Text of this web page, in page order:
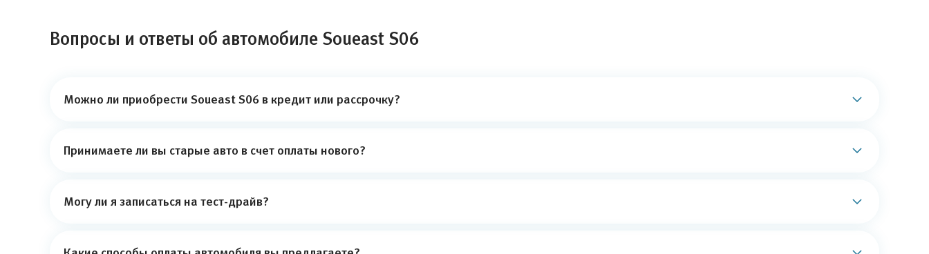
Вопросы и ответы об автомобиле Soueast S06
Можно ли приобрести Soueast S06 в кредит или рассрочку?
Принимаете ли вы старые авто в счет оплаты нового?
Могу ли я записаться на тест-драйв?